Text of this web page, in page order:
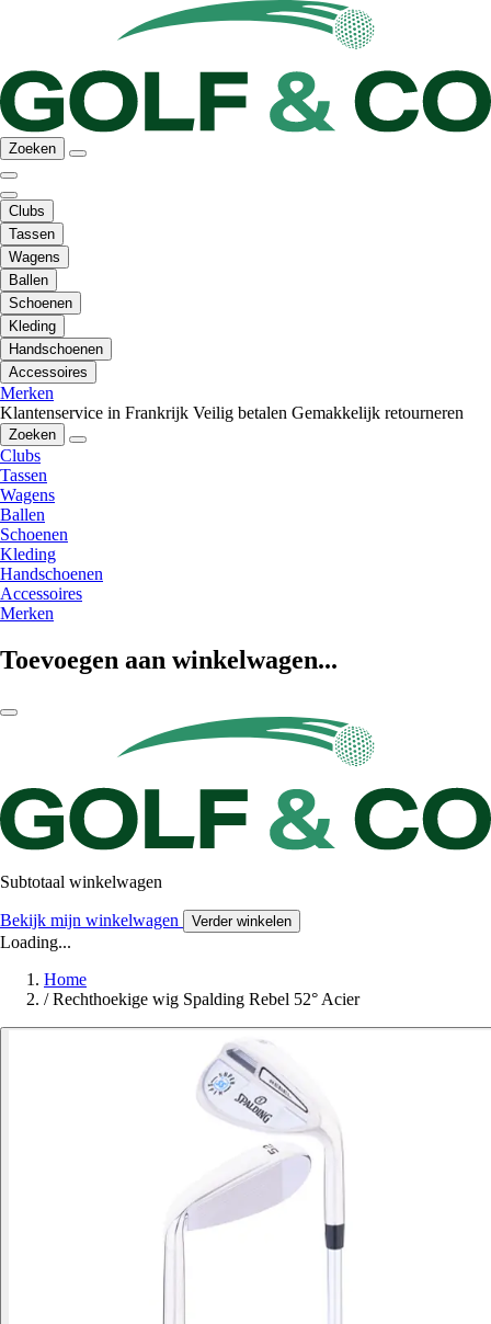
Zoeken
Clubs
Tassen
Wagens
Ballen
Schoenen
Kleding
Handschoenen
Accessoires
Merken
Klantenservice in Frankrijk Veilig betalen Gemakkelijk retourneren
Zoeken
Clubs
Tassen
Wagens
Ballen
Schoenen
Kleding
Handschoenen
Accessoires
Merken
Toevoegen aan winkelwagen...
Subtotaal winkelwagen
Bekijk mijn winkelwagen Verder winkelen
Loading...
Home
/ Rechthoekige wig Spalding Rebel 52° Acier